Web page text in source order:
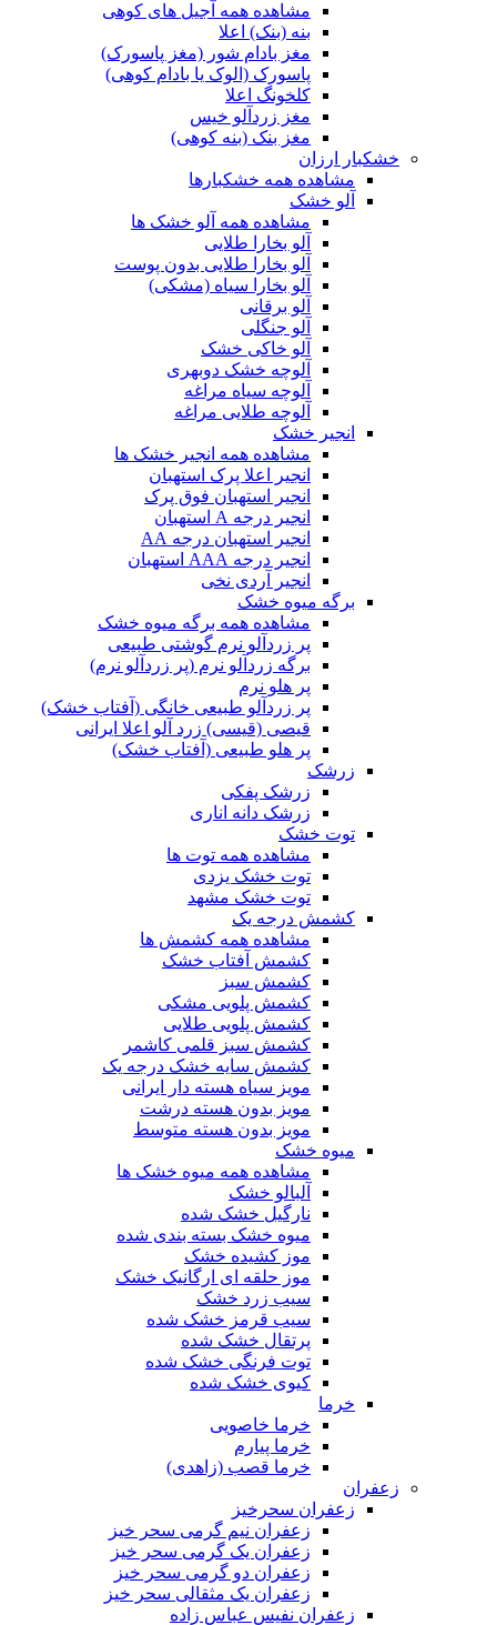
مشاهده همه آجیل های کوهی
بنه (بنک) اعلا
مغز بادام شور (مغز پاسورک)
پاسورک (الوک یا بادام کوهی)
کلخونگ اعلا
مغز زردآلو خیس
مغز بنک (بنه کوهی)
خشکبار ارزان
مشاهده همه خشکبارها
آلو خشک
مشاهده همه آلو خشک ها
آلو بخارا طلایی
آلو بخارا طلایی بدون پوست
آلو بخارا سیاه (مشکی)
آلو برقانی
آلو جنگلی
آلو خاکی خشک
آلوچه خشک دوبهری
آلوچه سیاه مراغه
آلوچه طلایی مراغه
انجیر خشک
مشاهده همه انجیر خشک ها
انجیر اعلا پرک استهبان
انجیر استهبان فوق پرک
انجیر درجه A استهبان
انجیر استهبان درجه AA
انجیر درجه AAA استهبان
انجیر آردی نخی
برگه میوه خشک
مشاهده همه برگه میوه خشک
پر زردآلو نرم گوشتی طبیعی
برگه زردآلو نرم (پر زردآلو نرم)
پر هلو نرم
پر زردآلو طبیعی خانگی (آفتاب خشک)
قیصی (قیسی) زرد آلو اعلا ایرانی
پر هلو طبیعی (آفتاب خشک)
زرشک
زرشک پفکی
زرشک دانه اناری
توت خشک
مشاهده همه توت ها
توت خشک یزدی
توت خشک مشهد
کشمش درجه یک
مشاهده همه کشمش ها
کشمش آفتاب خشک
کشمش سبز
کشمش پلویی مشکی
کشمش پلویی طلایی
کشمش سبز قلمی کاشمر
کشمش سایه خشک درجه یک
مویز سیاه هسته دار ایرانی
مویز بدون هسته درشت
مویز بدون هسته متوسط
میوه خشک
مشاهده همه میوه خشک ها
آلبالو خشک
نارگیل خشک شده
میوه خشک بسته بندی شده
موز کشیده خشک
موز حلقه ای ارگانیک خشک
سیب زرد خشک
سیب قرمز خشک شده
پرتقال خشک شده
توت فرنگی خشک شده
کیوی خشک شده
خرما
خرما خاصویی
خرما پیارم
خرما قصب (زاهدی)
زعفران
زعفران سحرخیز
زعفران نیم گرمی سحر خیز
زعفران یک گرمی سحر خیز
زعفران دو گرمی سحر خیز
زعفران یک مثقالی سحر خیز
زعفران نفیس عباس زاده